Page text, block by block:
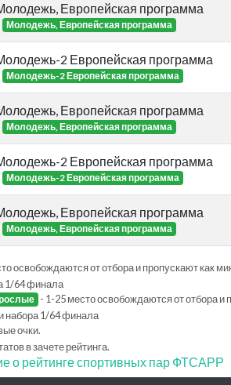
Европейская программа
Молодежь, Европейская программа
2 Европейская программа
Молодежь-2 Европейская программа
Европейская программа
Молодежь, Европейская программа
2 Европейская программа
Молодежь-2 Европейская программа
Европейская программа
Молодежь, Европейская программа
освобождаются от отбора и пропускают как
1/64 финала
- 1-25 место освобождаются от отбора и
набора 1/64 финала
очки.
в зачете рейтинга.
о рейтинге спортивных пар ФТСАРР